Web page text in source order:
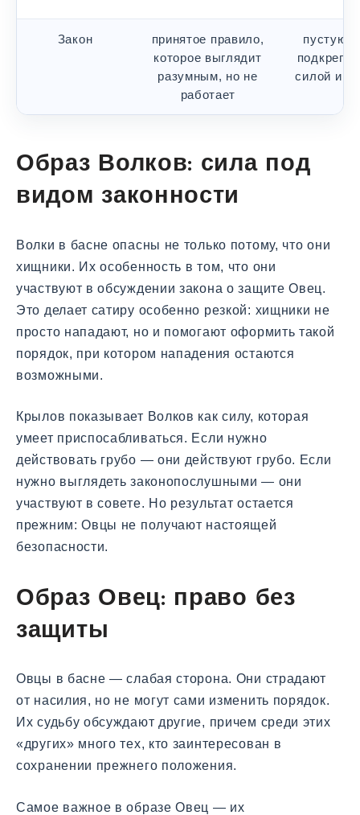
Закон
принятое правило,
которое выглядит
разумным, но не
работает
пустую
силой и
Образ Волков: сила под
видом законности
Волки в басне опасны не только потому, что они
хищники. Их особенность в том, что они
участвуют в обсуждении закона о защите Овец.
Это делает сатиру особенно резкой: хищники не
просто нападают, но и помогают оформить такой
порядок, при котором нападения остаются
возможными.
Крылов показывает Волков как силу, которая
умеет приспосабливаться. Если нужно
действовать грубо — они действуют грубо. Если
нужно выглядеть законопослушными — они
участвуют в совете. Но результат остается
прежним: Овцы не получают настоящей
безопасности.
Образ Овец: право без
защиты
Овцы в басне — слабая сторона. Они страдают
от насилия, но не могут сами изменить порядок.
Их судьбу обсуждают другие, причем среди этих
«других» много тех, кто заинтересован в
сохранении прежнего положения.
Самое важное в образе Овец — их